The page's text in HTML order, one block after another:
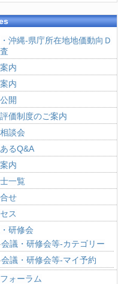
沖縄-県庁所在地地価動向Ｄ
内
内
開
価制度のご案内
談会
るQ&A
内
一覧
せ
ス
研修会
会議・研修会等-カテゴリー
会議・研修会等-マイ予約
ォーラム